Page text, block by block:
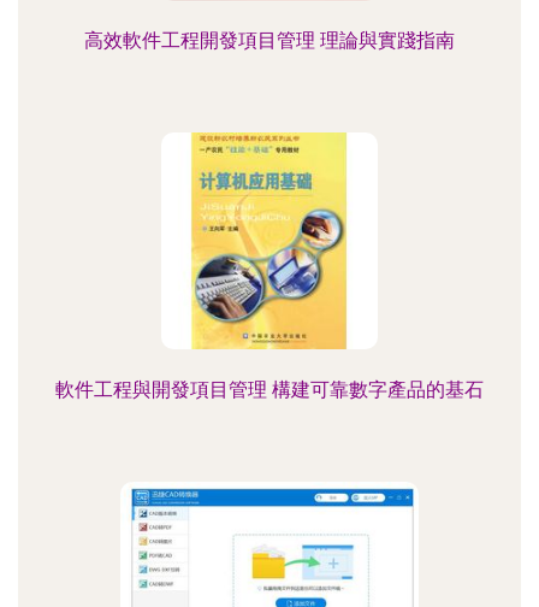
高效軟件工程開發項目管理 理論與實踐指南
軟件工程與開發項目管理 構建可靠數字產品的基石